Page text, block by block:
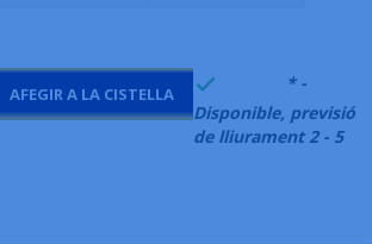
AFEGIR A LA CISTELLA 
* -
Disponible, previsió
de lliurament 2 - 5